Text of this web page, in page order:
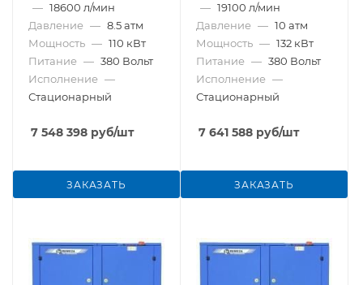
— 18600 л/мин
Давление — 8.5 атм
Мощность — 110 кВт
Питание — 380 Вольт
Исполнение —
Стационарный
7 548 398 руб/шт
ЗАКАЗАТЬ
— 19100 л/мин
Давление — 10 атм
Мощность — 132 кВт
Питание — 380 Вольт
Исполнение —
Стационарный
7 641 588 руб/шт
ЗАКАЗАТЬ